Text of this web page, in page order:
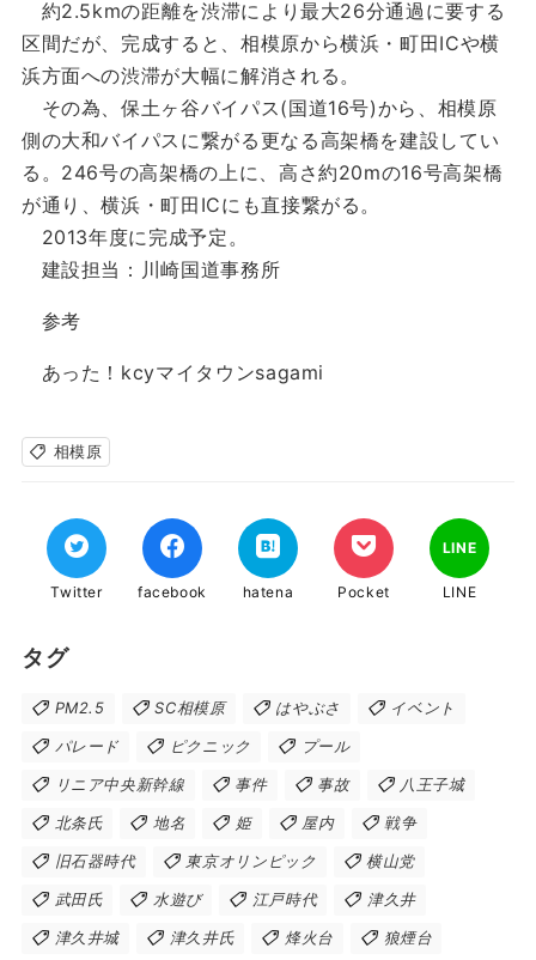
約2.5kmの距離を渋滞により最大26分通過に要する
区間だが、完成すると、相模原から横浜・町田ICや横
浜方面への渋滞が大幅に解消される。
その為、保土ヶ谷バイパス(国道16号)から、相模原
側の大和バイパスに繋がる更なる高架橋を建設してい
る。246号の高架橋の上に、高さ約20mの16号高架橋
が通り、横浜・町田ICにも直接繋がる。
2013年度に完成予定。
建設担当：川崎国道事務所
参考
あった！kcyマイタウンsagami
相模原
Twitter facebook hatena Pocket
LINE
LINE
タグ
PM2.5 SC相模原 はやぶさ イベント
パレード ピクニック プール
リニア中央新幹線 事件 事故 八王子城
北条氏 地名 姫 屋内 戦争
旧石器時代 東京オリンピック 横山党
武田氏 水遊び 江戸時代 津久井
津久井城 津久井氏 烽火台 狼煙台